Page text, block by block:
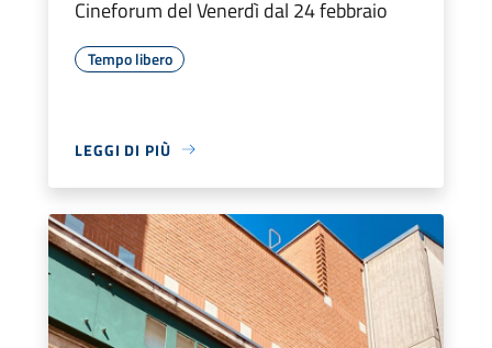
Cineforum del Venerdì dal 24 febbraio
Tempo libero
LEGGI DI PIÙ